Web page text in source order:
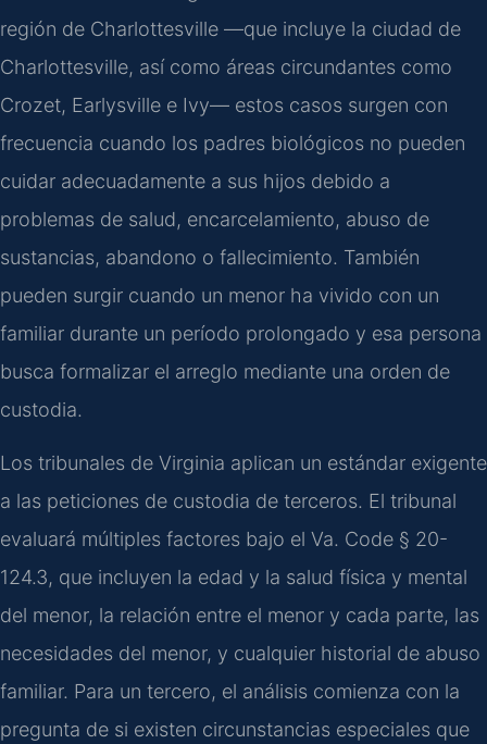
región de Charlottesville —que incluye la ciudad de
Charlottesville, así como áreas circundantes como
Crozet, Earlysville e Ivy— estos casos surgen con
frecuencia cuando los padres biológicos no pueden
cuidar adecuadamente a sus hijos debido a
problemas de salud, encarcelamiento, abuso de
sustancias, abandono o fallecimiento. También
pueden surgir cuando un menor ha vivido con un
familiar durante un período prolongado y esa persona
busca formalizar el arreglo mediante una orden de
custodia.
Los tribunales de Virginia aplican un estándar exigente
a las peticiones de custodia de terceros. El tribunal
evaluará múltiples factores bajo el Va. Code § 20-
124.3, que incluyen la edad y la salud física y mental
del menor, la relación entre el menor y cada parte, las
necesidades del menor, y cualquier historial de abuso
familiar. Para un tercero, el análisis comienza con la
pregunta de si existen circunstancias especiales que